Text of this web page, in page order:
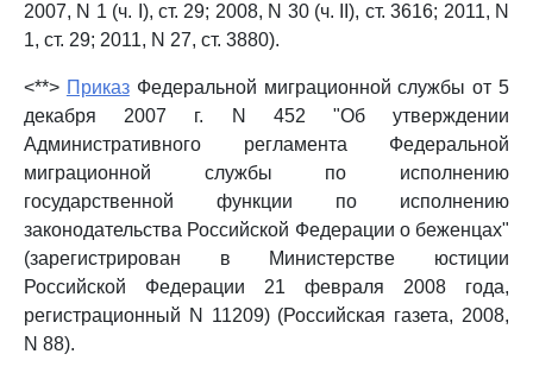
2007, N 1 (ч. I), ст. 29; 2008, N 30 (ч. II), ст. 3616; 2011, N
1, ст. 29; 2011, N 27, ст. 3880).
<**> ПриказФедеральной миграционной службы от 5
декабря 2007 г. N 452 "Об утверждении
Административного регламента Федеральной
миграционной службы по исполнению
государственной функции по исполнению
законодательства Российской Федерации о беженцах"
(зарегистрирован в Министерстве юстиции
Российской Федерации 21 февраля 2008 года,
регистрационный N 11209) (Российская газета, 2008,
N 88).